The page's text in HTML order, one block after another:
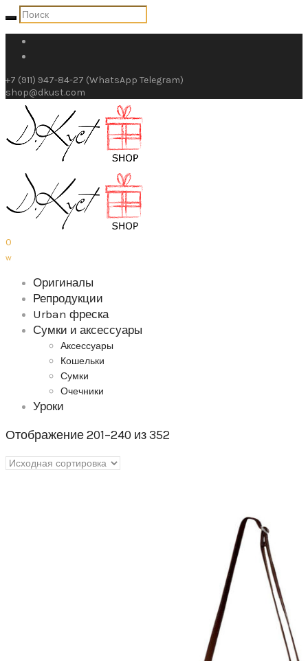
+7 (911) 947-84-27 (WhatsApp Telegram)
shop@dkust.com
0
w
Оригиналы
Репродукции
Urban фреска
Сумки и аксессуары
Аксессуары
Кошельки
Сумки
Очечники
Уроки
Отображение 201–240 из 352